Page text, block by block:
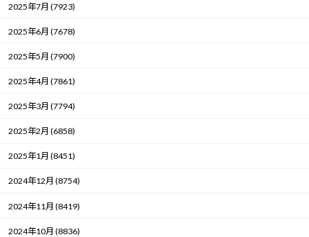
2025年7月 (7923)
2025年6月 (7678)
2025年5月 (7900)
2025年4月 (7861)
2025年3月 (7794)
2025年2月 (6858)
2025年1月 (8451)
2024年12月 (8754)
2024年11月 (8419)
2024年10月 (8836)